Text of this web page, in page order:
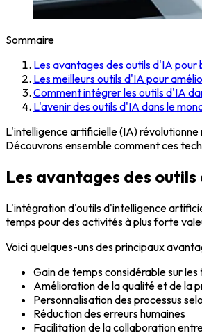
Sommaire
Les avantages des outils d'IA
Les meilleurs outils d'IA pour
Comment intégrer les outils d'IA
L'avenir des outils d'IA dans le
L'intelligence artificielle (IA)
Découvrons ensemble comment ces
Les avantages des
L'intégration d'outils d'intelligence
temps pour des activités à plus forte
Voici quelques-uns des principaux
Gain de temps considérable sur
Amélioration de la qualité et de la
Personnalisation des processus
Réduction des erreurs humaines
Facilitation de la collaboration